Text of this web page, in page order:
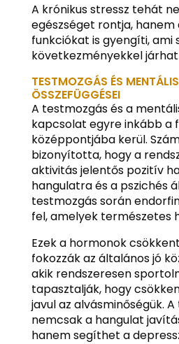
A krónikus stressz tehát
egészséget rontja,
funkciókat is gyengíti, ami
következményekkel
TESTMOZGÁS ÉS
ÖSSZEFÜGGÉSEI
A testmozgás és a
kapcsolat egyre inkább a
középpontjába kerül.
bizonyította, hogy a
aktivitás jelentős pozitív
hangulatra és a pszichés
testmozgás során
fel, amelyek természetes
Ezek a hormonok
fokozzák az általános jó
akik rendszeresen
tapasztalják, hogy
javul az alvásminőségük.
nemcsak a hangulat
hanem segíthet a